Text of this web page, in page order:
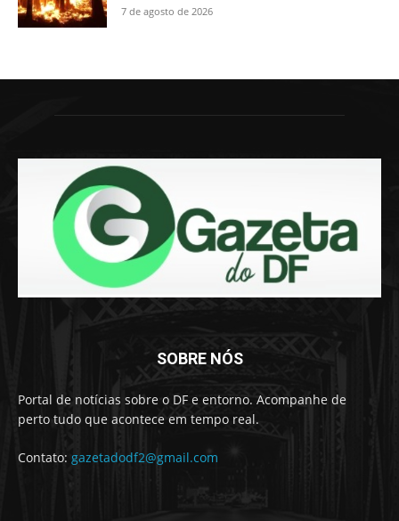
7 de agosto de 2026
SOBRE NÓS
Portal de notícias sobre o DF e entorno. Acompanhe de
perto tudo que acontece em tempo real.
Contato: gazetadodf2@gmail.com